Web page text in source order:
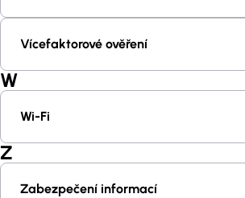
Vícefaktorové ověření
W
Wi-Fi
Z
Zabezpečení informací